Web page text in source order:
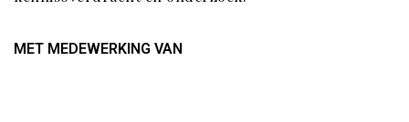
MET MEDEWERKING VAN